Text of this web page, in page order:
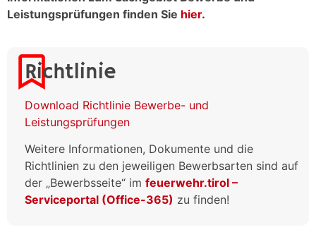
Leistungsprüfungen finden Sie hier.
Richtlinie
Download Richtlinie Bewerbe- und
Leistungsprüfungen
Weitere Informationen, Dokumente und die
Richtlinien zu den jeweiligen Bewerbsarten sind auf
der „Bewerbsseite“ im feuerwehr.tirol –
Serviceportal (Office-365) zu finden!